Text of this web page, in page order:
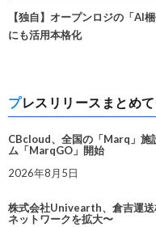
【独自】オープンロジの「AI
にも活用本格化
プレスリリースまとめ
CBcloud、全国の「Marq」施
ム「MarqGO」開始
2026年8月5日
株式会社Univearth、倉吉運送
ネットワークを拡大〜